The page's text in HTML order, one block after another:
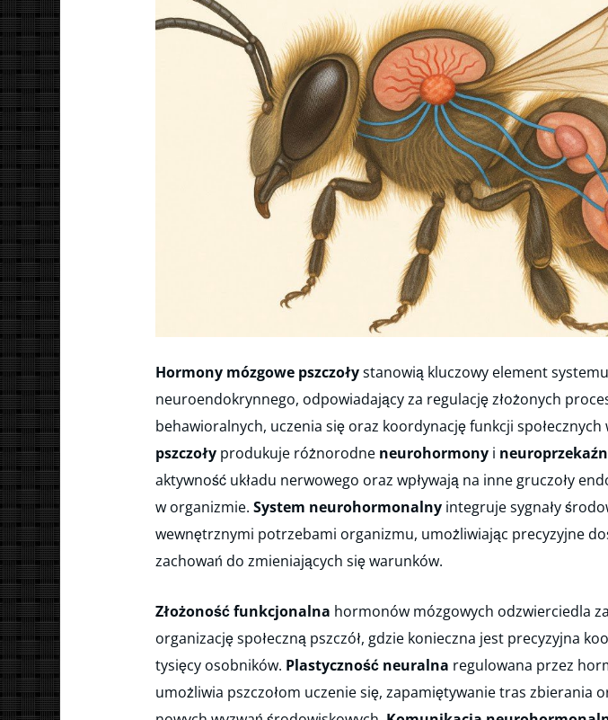
Hormony mózgowe pszczołystanowią kluczowy element systemu
neuroendokrynnego, odpowiadający za regulację złożonych
behawioralnych, uczenia się oraz koordynację funkcji społecznych
pszczołyprodukuje różnorodne neurohormonyi
aktywność układu nerwowego oraz wpływają na inne gruczoły
w organizmie. System neurohormonalnyintegruje sygnały
wewnętrznymi potrzebami organizmu, umożliwiając precyzyjne
zachowań do zmieniających się warunków.
Złożoność funkcjonalna hormonów mózgowych odzwierciedla
organizację społeczną pszczół, gdzie konieczna jest precyzyjna
tysięcy osobników. Plastyczność neuralna regulowana przez
umożliwia pszczołom uczenie się, zapamiętywanie tras zbierania